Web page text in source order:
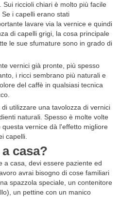
riccioli chiari è molto più facile
i capelli erano stati
lavare via la vernice e quindi
di capelli grigi, la cosa principale
le sue sfumature sono in grado di
vernici già pronte, più spesso
i ricci sembrano più naturali e
del caffè in qualsiasi tecnica
utilizzare una tavolozza di vernici
naturali. Spesso è molte volte
vernice dà l'effetto migliore
capelli.
casa?
a casa, devi essere paziente ed
avrai bisogno di cose familiari
spazzola speciale, un contenitore
un pettine con un manico